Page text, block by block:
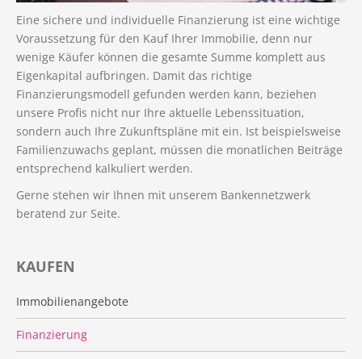
KAUFEN
Immobilienangebote
Finanzierung
Eine sichere und individuelle Finanzierung ist eine wichtige
Voraussetzung für den Kauf Ihrer Immobilie, denn nur
wenige Käufer können die gesamte Summe komplett aus
Eigenkapital aufbringen. Damit das richtige
Finanzierungsmodell gefunden werden kann, beziehen
unsere Profis nicht nur Ihre aktuelle Lebenssituation,
sondern auch Ihre Zukunftspläne mit ein. Ist beispielsweise
Familienzuwachs geplant, müssen die monatlichen Beiträge
entsprechend kalkuliert werden.
Gerne stehen wir Ihnen mit unserem Bankennetzwerk
beratend zur Seite.